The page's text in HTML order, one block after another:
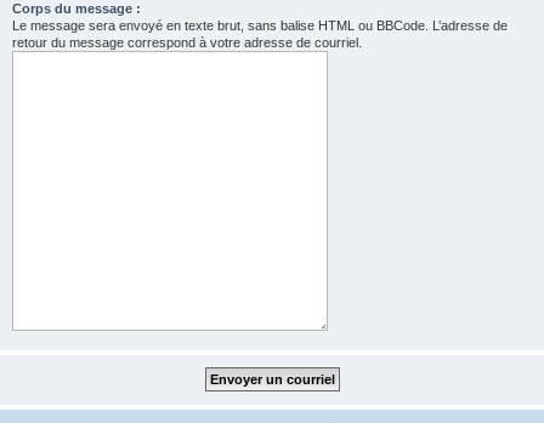
Corps du message :
Le message sera envoyé en texte brut, sans balise HTML ou BBCode. L’adresse de
retour du message correspond à votre adresse de courriel.